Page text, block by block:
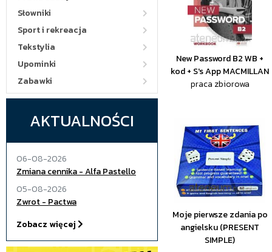
Słowniki
Sport i rekreacja
Tekstylia
Upominki
Zabawki
AKTUALNOŚCI
06-08-2026
Zmiana cennika - Alfa Pastello
05-08-2026
Zwrot - Pactwa
Zobacz więcej
New Password B2 WB +
kod + S's App MACMILLAN
praca zbiorowa
Moje pierwsze zdania po
angielsku (PRESENT
SIMPLE)